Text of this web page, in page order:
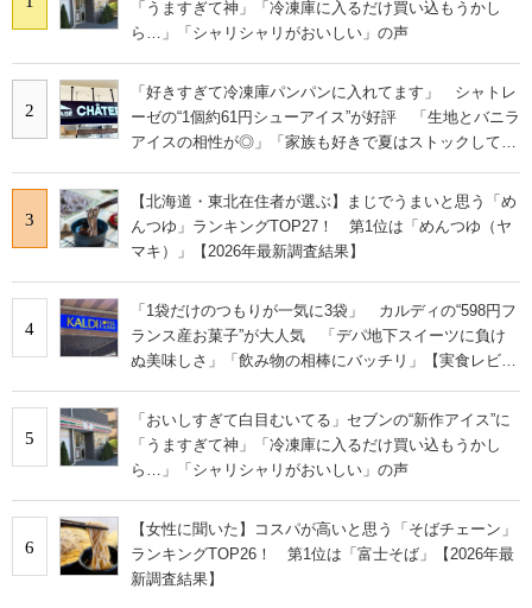
「うますぎて神」「冷凍庫に入るだけ買い込もうかし
ら…」「シャリシャリがおいしい」の声
2
「好きすぎて冷凍庫パンパンに入れてます」 シャトレ
ーゼの“1個約61円シューアイス”が好評 「生地とバニラ
アイスの相性が◎」「家族も好きで夏はストックして
3
【北海道・東北在住者が選ぶ】まじでうまいと思う「め
んつゆ」ランキングTOP27！ 第1位は「めんつゆ（ヤ
マキ）」【2026年最新調査結果】
4
「1袋だけのつもりが一気に3袋」 カルディの“598円フ
ランス産お菓子”が大人気 「デパ地下スイーツに負け
ぬ美味しさ」「飲み物の相棒にバッチリ」【実食レビュ
5
「おいしすぎて白目むいてる」セブンの“新作アイス”に
「うますぎて神」「冷凍庫に入るだけ買い込もうかし
ら…」「シャリシャリがおいしい」の声
6
【女性に聞いた】コスパが高いと思う「そばチェーン」
ランキングTOP26！ 第1位は「富士そば」【2026年最
新調査結果】